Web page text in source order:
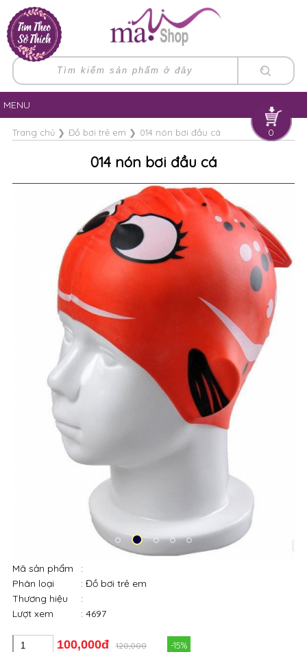
0
MENU
Trang chủ❯ Đồ bơi trẻ em ❯ 014 nón bơi đầu cá
014 nón bơi đầu cá
Mã sản phẩm
:
Phân loại
: Đồ bơi trẻ em
Thương hiệu
:
Lượt xem
: 4697
100,000đ 120,000 -15%